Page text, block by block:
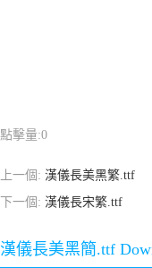
點擊量:0
上一個: 漢儀長美黑繁.ttf
下一個: 漢儀長宋繁.ttf
漢儀長美黑簡.ttf